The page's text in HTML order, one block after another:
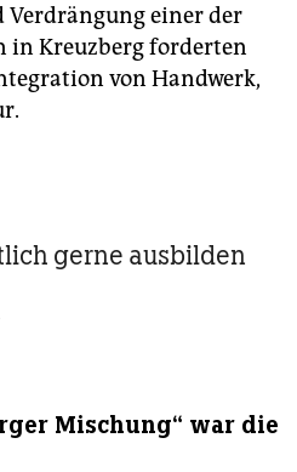
einer der
in Kreuzberg forderten
von Handwerk,
gerne ausbilden
Mischung“ war die